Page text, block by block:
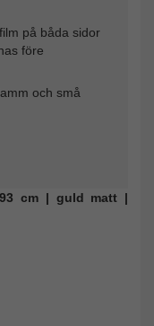
på båda sidor
före
och små
cm | guld matt |